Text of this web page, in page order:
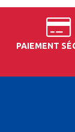
PAIEMENT